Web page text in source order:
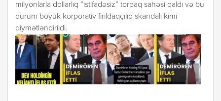
milyonlarla dollarlıq “istifadəsiz” torpaq sahəsi qaldı və bu
durum böyük korporativ fırıldaqçılıq skandalı kimi
qiymətləndirildi.